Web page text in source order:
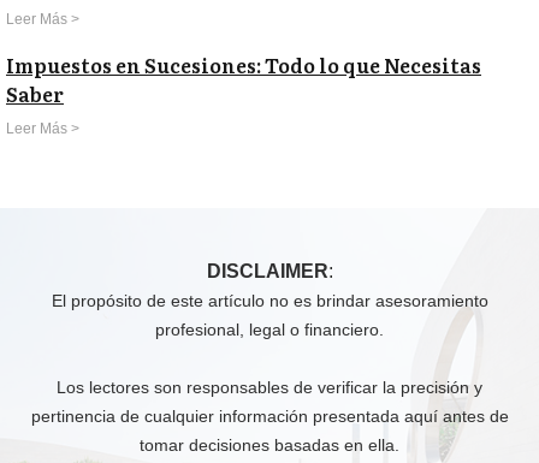
Leer Más >
Impuestos en Sucesiones: Todo lo que Necesitas
Saber
Leer Más >
DISCLAIMER:
El propósito de este artículo no es brindar asesoramiento
profesional, legal o financiero.
Los lectores son responsables de verificar la precisión y
pertinencia de cualquier información presentada aquí antes de
tomar decisiones basadas en ella.